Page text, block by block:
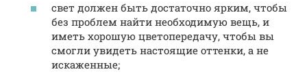
свет должен быть достаточно ярким, чтобы
без проблем найти необходимую вещь, и
иметь хорошую цветопередачу, чтобы вы
смогли увидеть настоящие оттенки, а не
искаженные;